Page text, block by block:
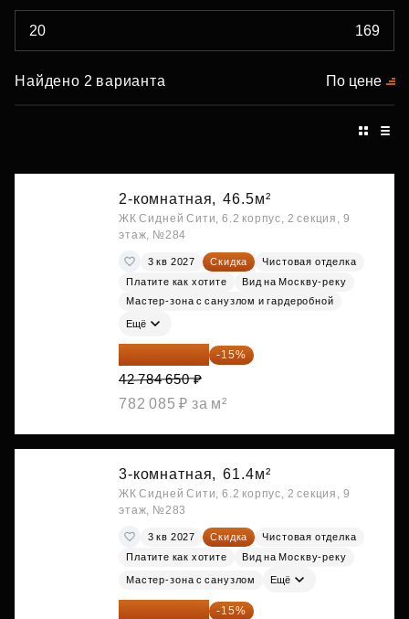
Найдено 2 варианта По цене
2-комнатная, 46.5м²
ЖК Сидней Сити, 6.2 корпус, 2 секция, 9
этаж, №284
3 кв 2027 Скидка
Чистовая отделка
Платите как хотите
Вид на Москву-реку
Мастер-зона с санузлом и гардеробной
Ещё
36 366 953 ₽ -15%
42 784 650 ₽
782 085 ₽ за м²
3-комнатная, 61.4м²
ЖК Сидней Сити, 6.2 корпус, 2 секция, 9
этаж, №283
3 кв 2027 Скидка
Чистовая отделка
Платите как хотите
Вид на Москву-реку
Мастер-зона с санузлом Ещё
44 199 711 ₽ -15%